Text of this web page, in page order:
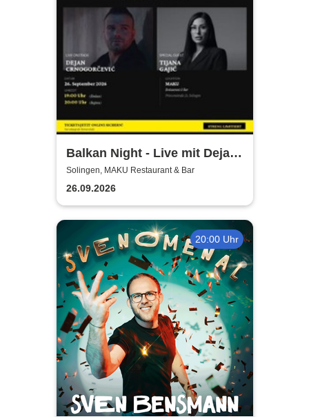
Balkan Night - Live mit Dejan
Crnogorevi & Tijana Gaji
Solingen, MAKU Restaurant & Bar
26.09.2026
20:00 Uhr